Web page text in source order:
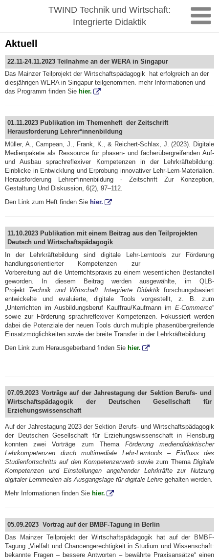
TWIND Technik und Wirtschaft:
Integrierte Didaktik
Aktuell
22.11-24.11.2023 Teilnahme an der WERA in Singapur
Das Mainzer Teilprojekt der Wirtschaftspädagogik hat erfolgreich an der
diesjährigen WERA in Singapur teilgenommen. mehr Informationen und
das Programm finden Sie hier.
01.11.2023 Publikation im Themenheft der Zeitschrift
Herausforderung Lehrer*innenbildung
Müller, A., Campean, J., Frank, K., & Reichert-Schlax, J. (2023). Digitale
Medienpakete als Ressource für phasen- und fächerübergreifenden Auf-
und Ausbau sprachreflexiver Kompetenzen in der Lehrkräftebildung:
Einblicke in Entwicklung und Erprobung innovativer Lehr-Lern-Materialien.
Herausforderung Lehrer*innenbildung - Zeitschrift Zur Konzeption,
Gestaltung Und Diskussion, 6(2), 97–112.
Den Link zum Heft finden Sie hier.
11.10.2023 Publikation mit einem Beitrag aus den Teilprojekten
Deutsch und Wirtschaftspädagogik
In der Lehrkräftebildung sind digitale Lehr-Lerntools zur Förderung
handlungsorientierter Kompetenzen zur
Vorbereitung auf die Unterrichtspraxis zu einem wesentlichen Bestandteil
geworden. In diesem Beitrag werden ausgewählte, im QLB-
Projekt Technik und Wirtschaft. Integrierte Didaktikforschungsbasiert
entwickelte und evaluierte, digitale Tools vorgestellt, z. B. zum
„Unterrichten im Ausbildungsberuf Kauffrau/Kaufmann im E-Commerce“
sowie zur Förderung sprachreflexiver Kompetenzen. Fokussiert werden
dabei die Potenziale der neuen Tools durch multiple phasenübergreifende
Einsatzmöglichkeiten sowie der breite Transfer in der Lehrkräftebildung.
Den Link zum Herausgeberband finden Sie hier.
07.09.2023 Vorträge auf der Jahrestagung der Sektion Berufs- und
Wirtschaftspädagogik der Deutschen Gesellschaft für
Erziehungswissenschaft
Auf der Jahrestagung 2023 der Sektion Berufs- und Wirtschaftspädagogik
der Deutschen Gesellschaft für Erziehungswissenschaft in Flensburg
konnten zwei Vorträge zum Thema Förderung mediendidaktischer
Lehrkompetenzen durch multimediale Lehr-Lerntools – Einfluss des
Studienfortschritts auf den Kompetenzerwerb sowie zum ThemaDigitale
Kompetenzen und Einstellungen angehender Lehrkräfte zur Nutzung
digitaler Lernmedien als Ausgangslage für digitale Lehre gehalten werden.
Mehr Informationen finden Sie hier.
05.09.2023 Vortrag auf der BMBF-Tagung in Berlin
Das Mainzer Teilprojekt der Wirtschaftspädagogik hat auf der BMBF-
Tagung „Vielfalt und Chancengerechtigkeit in Studium und Wissenschaft:
bekannte Fragen – bessere Antworten – bewährte Praxisansätze“ einen